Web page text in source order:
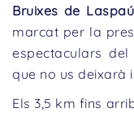
Bruixes de
marcat per la
espectaculars
que no us deixarà
Els 3,5 km fins